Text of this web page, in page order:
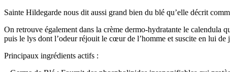
Sainte Hildegarde nous dit aussi grand bien du blé qu’elle décrit
On retrouve également dans la crème dermo-hydratante le calendula
puis le lys dont l’odeur réjouit le cœur de l’homme et suscite en lui
Principaux ingrédients actifs :